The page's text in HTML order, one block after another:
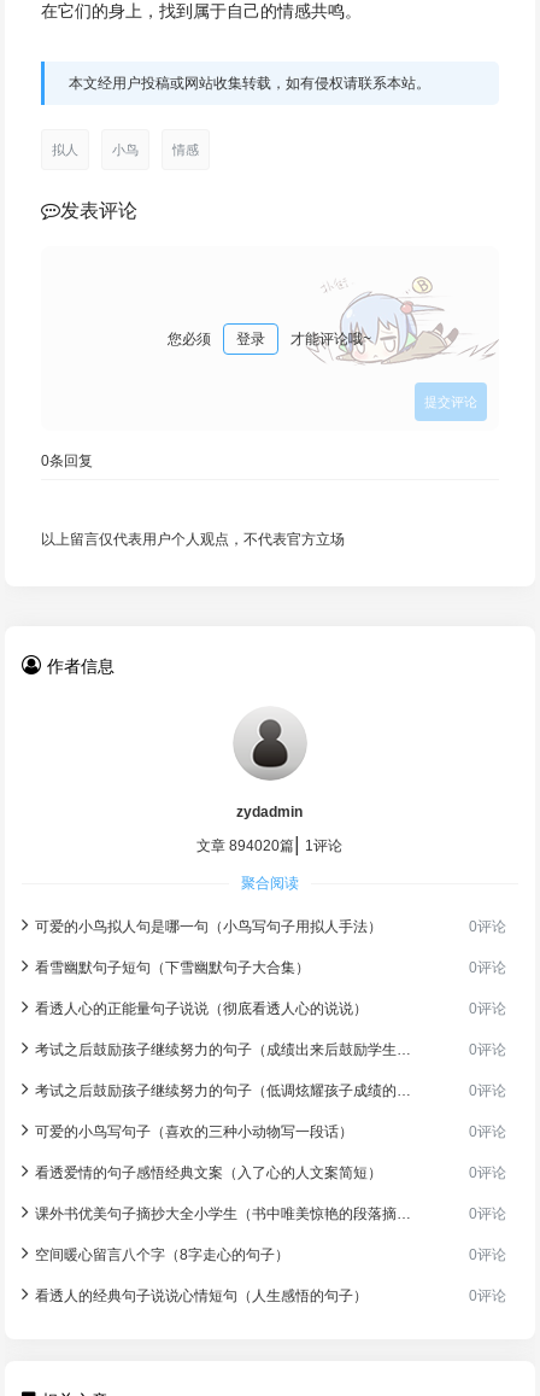
在它们的身上，找到属于自己的情感共鸣。
本文经用户投稿或网站收集转载，如有侵权请联系本站。
拟人 小鸟 情感
发表评论
您必须 登录 才能评论哦~
0条回复
以上留言仅代表用户个人观点，不代表官方立场
作者信息
zydadmin
文章 894020篇
1评论
聚合阅读
可爱的小鸟拟人句是哪一句（小鸟写句子用拟人手法） 0评论
看雪幽默句子短句（下雪幽默句子大合集） 0评论
看透人心的正能量句子说说（彻底看透人心的说说） 0评论
考试之后鼓励孩子继续努力的句子（成绩出来后鼓励学生的话） 0评论
考试之后鼓励孩子继续努力的句子（低调炫耀孩子成绩的朋友圈） 0评论
可爱的小鸟写句子（喜欢的三种小动物写一段话） 0评论
看透爱情的句子感悟经典文案（入了心的人文案简短） 0评论
课外书优美句子摘抄大全小学生（书中唯美惊艳的段落摘抄） 0评论
空间暖心留言八个字（8字走心的句子） 0评论
看透人的经典句子说说心情短句（人生感悟的句子） 0评论